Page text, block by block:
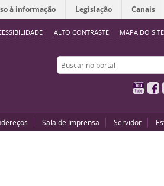
ALTO CONTRASTE MAPA DO SITE
à informação Legislação Canais
Buscar no portal
Sala de Imprensa Servidor